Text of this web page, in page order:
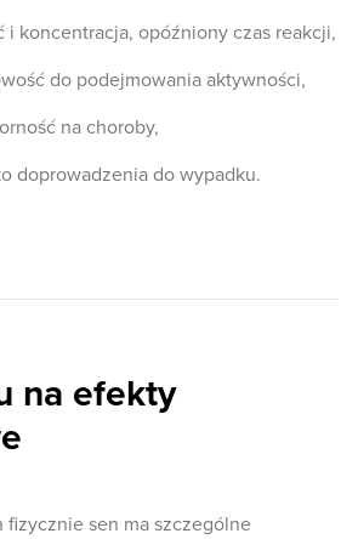
i koncentracja, opóźniony czas reakcji,
do podejmowania aktywności,
na choroby,
doprowadzenia do wypadku.
na efekty
fizycznie sen ma szczególne